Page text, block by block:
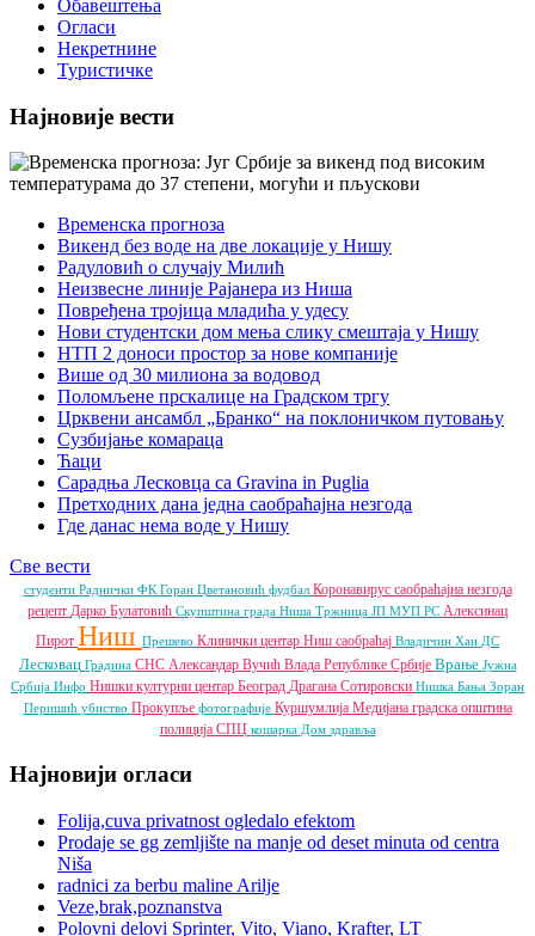
Обавештења
Огласи
Некретнине
Туристичке
Најновије вести
Временска прогноза
Викенд без воде на две локације у Нишу
Радуловић о случају Милић
Неизвесне линије Рајанера из Ниша
Повређена тројица младића у удесу
Нови студентски дом мења слику смештаја у Нишу
НТП 2 доноси простор за нове компаније
Више од 30 милиона за водовод
Поломљене прскалице на Градском тргу
Црквени ансамбл „Бранко“ на поклоничком путовању
Сузбијање комараца
Ћаци
Сарадња Лесковца са Gravina in Puglia
Претходних дана једна саобраћајна незгода
Где данас нема воде у Нишу
Све вести
студенти Раднички ФК Горан Цветановић фудбал Коронавирус саобраћајна незгода
рецепт Дарко Булатовић Скупштина града Ниша Тржница ЈП МУП РС Алексинац
Пирот Ниш Прешево Клинички центар Ниш саобраћај Владичин Хан ДС
Лесковац Градина СНС Александар Вучић Влада Републике Србије Врање Јужна
Србија Инфо Нишки културни центар Београд Драгана Сотировски Нишка Бања Зоран
Перишић убиство Прокупље фотографије Куршумлија Медијана градска општина
полиција СПЦ кошарка Дом здравља
Најновији огласи
Folija,cuva privatnost ogledalo efektom
Prodaje se gg zemljište na manje od deset minuta od centra
Niša
radnici za berbu maline Arilje
Veze,brak,poznanstva
Polovni delovi Sprinter, Vito, Viano, Krafter, LT